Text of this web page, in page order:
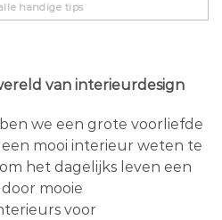
handige tips
van interieurdesign
we een grote voorliefde
mooi interieur weten te
het dagelijks leven een
mooie
voor